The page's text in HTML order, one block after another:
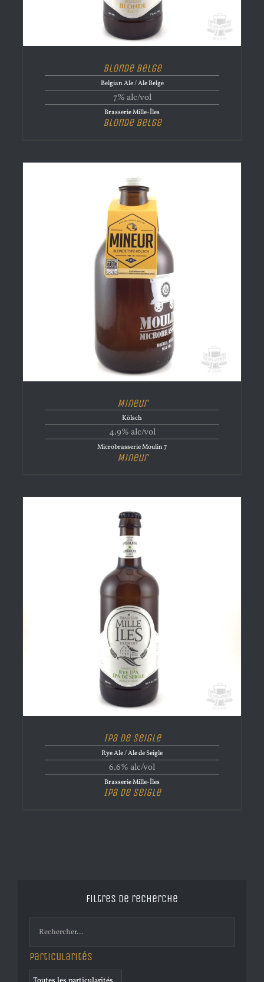
Blonde Belge
Belgian Ale / Ale Belge
7% alc/vol
Brasserie Mille-Îles
Blonde Belge
Mineur
Kölsch
4.9% alc/vol
Microbrasserie Moulin 7
Mineur
Ipa de Seigle
Rye Ale / Ale de Seigle
6.6% alc/vol
Brasserie Mille-Îles
Ipa de Seigle
Filtres de recherche
Particularités